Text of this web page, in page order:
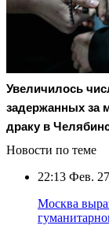
Увеличилось
задержанных за
драку в
Новости по теме
22:13 Фев.
Москва